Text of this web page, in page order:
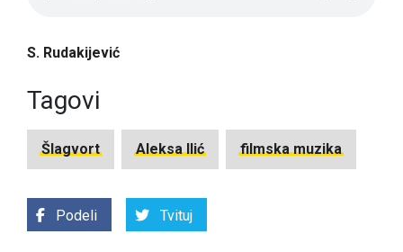
S. Rudakijević
Tagovi
Šlagvort Aleksa Ilić filmska muzika
Podeli Tvituj